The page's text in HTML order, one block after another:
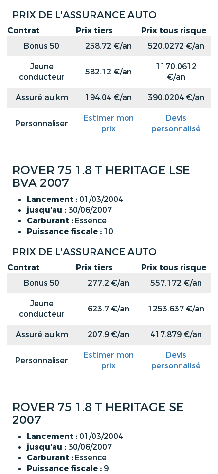
PRIX DE L'ASSURANCE AUTO
Contrat Prix tiers
Prix tous risque
Bonus 50
258.72 €/an
520.0272 €/an
Jeune
conducteur
582.12 €/an
1170.0612
€/an
Assuré au km
194.04 €/an 390.0204 €/an
Personnaliser
Estimer mon
prix
Devis
personnalisé
ROVER 75 1.8 T HERITAGE LSE
BVA 2007
Lancement : 01/03/2004
jusqu'au :30/06/2007
Carburant : Essence
Puissance fiscale : 10
PRIX DE L'ASSURANCE AUTO
Contrat Prix tiers
Prix tous risque
Bonus 50
277.2 €/an
557.172 €/an
Jeune
conducteur
623.7 €/an 1253.637 €/an
Assuré au km 207.9 €/an 417.879 €/an
Personnaliser
Estimer mon
prix
Devis
personnalisé
ROVER 75 1.8 T HERITAGE SE
2007
Lancement : 01/03/2004
jusqu'au :30/06/2007
Carburant : Essence
Puissance fiscale : 9